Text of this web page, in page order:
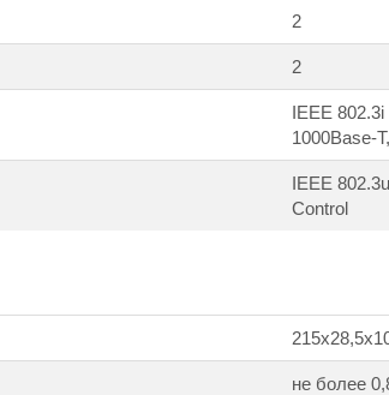
2
2
IEEE
1000Base-
IEEE
Control
не более